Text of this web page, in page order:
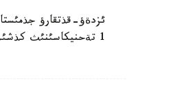
1 تةحنيكاسئنئث كذشئمةن جذرگئزئلدئ.